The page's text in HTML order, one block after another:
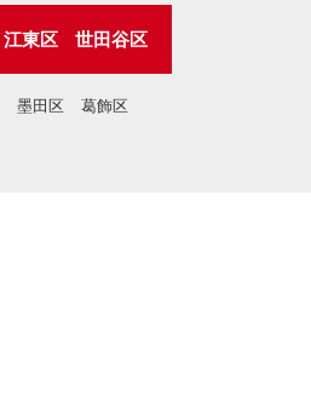
江東区 世田谷区
墨田区 葛飾区